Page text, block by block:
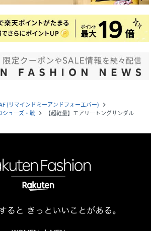
(リマインドミーアンドフォーエバー) navigate_next
シューズ・靴 navigate_next 【超軽量】エアリートングサンダル